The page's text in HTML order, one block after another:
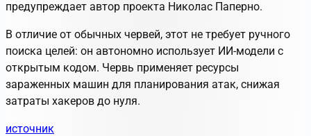
предупреждает автор проекта Николас Паперно.
В отличие от обычных червей, этот не требует ручного
поиска целей: он автономно использует ИИ-модели с
открытым кодом. Червь применяет ресурсы
зараженных машин для планирования атак, снижая
затраты хакеров до нуля.
источник